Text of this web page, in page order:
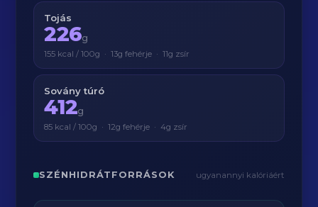
Tojás
226g
155 kcal / 100g · 13g fehérje · 11g zsír
Sovány túró
412g
85 kcal / 100g · 12g fehérje · 4g zsír
SZÉNHIDRÁTFORRÁSOK ugyanannyi kalóriáért